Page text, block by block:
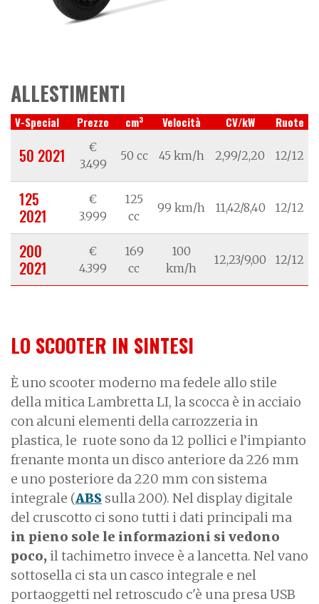
ALLESTIMENTI
V-Special Prezzo cm3 Velocità CV/kW Ruote
50 2021
€
3.499
50 cc 45 km/h 2,99/2,20 12/12
125
2021
€
3.999
125
cc
99 km/h 11,42/8,40 12/12
200
2021
€
4.399
169
cc
100
km/h
12,23/9,00 12/12
LO SCOOTER IN SINTESI
È uno scooter moderno ma fedele allo stile
della mitica Lambretta LI, la scocca è in acciaio
con alcuni elementi della carrozzeria in
plastica, le ruote sono da 12 pollici e l’impianto
frenante monta un disco anteriore da 226 mm
e uno posteriore da 220 mm con sistema
integrale (ABS sulla 200). Nel display digitale
del cruscotto ci sono tutti i dati principali ma
in pieno sole le informazioni si vedono
poco,il tachimetro invece è a lancetta. Nel vano
sottosella ci sta un casco integrale e nel
portaoggetti nel retroscudo c'è una presa USB